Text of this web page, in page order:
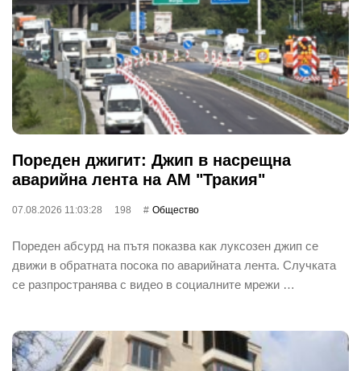
Пореден джигит: Джип в насрещна
аварийна лента на АМ "Тракия"
07.08.2026 11:03:28 198 Общество
Пореден абсурд на пътя показва как луксозен джип се
движи в обратната посока по аварийната лента. Случката
се разпространява с видео в социалните мрежи …